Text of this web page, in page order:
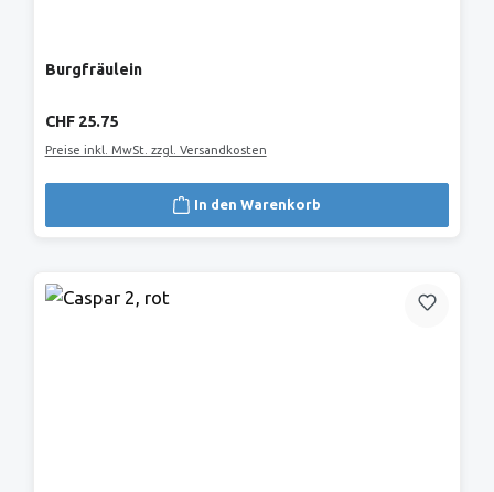
Burgfräulein
Regulärer Preis:
CHF 25.75
Preise inkl. MwSt. zzgl. Versandkosten
In den Warenkorb